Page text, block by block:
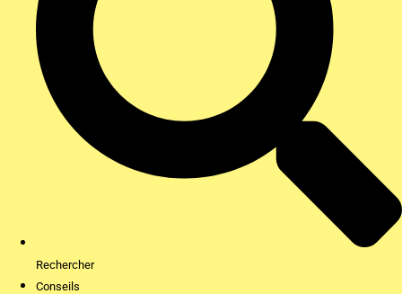
Rechercher
Conseils